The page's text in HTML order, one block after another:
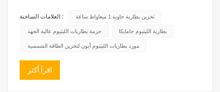
ولماذا تُوصف محطات تخزين الطاقة دائماً بالصيغة المركبة
"MW/MWh"؟ ستقدم هذه المقالة تحليلاً معمقاً من منظور
التعريفات...
العلامات الساخنة : تخزين بطارية حاوية 1 ميغاواط ساعة
حزمة بطاريات الليثيوم عالية الجهد بطارية الليثيوم جامايكا
مورد بطاريات الليثيوم أيون لتخزين الطاقة الشمسية
اقرأ أكثر